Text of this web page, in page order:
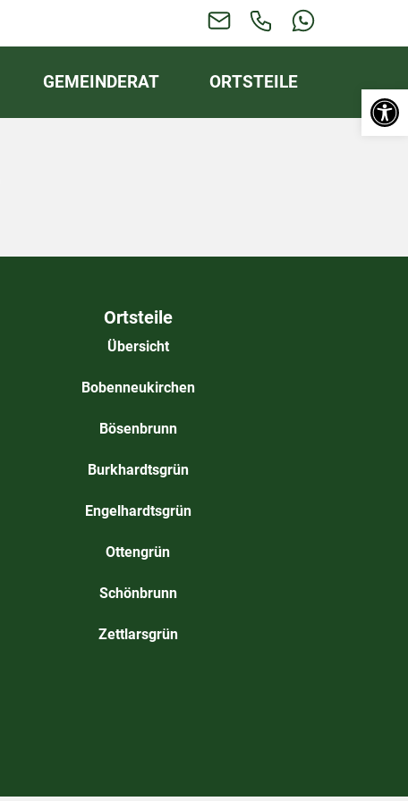
GEMEINDERAT ORTSTEILE
Ortsteile
Übersicht
Bobenneukirchen
Bösenbrunn
Burkhardtsgrün
Engelhardtsgrün
Ottengrün
Schönbrunn
Zettlarsgrün